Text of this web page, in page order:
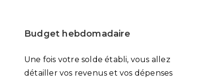
Budget hebdomadaire
Une fois votre solde établi, vous allez
détailler vos revenus et vos dépenses